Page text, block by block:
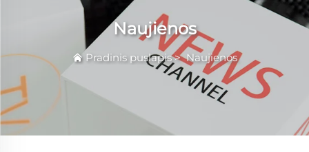
Naujienos
Pradinis puslapis>Naujienos